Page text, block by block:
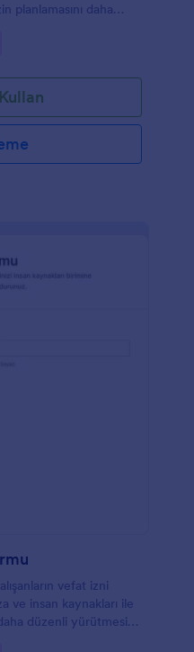
planlamasını daha
vefat izni
ve insan kaynakları ile
düzenli yürütmesine